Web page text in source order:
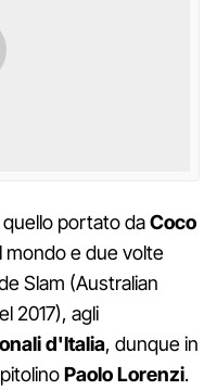
portato daCoco
mondo e due volte
Slam (Australian
2017), agli
d'Italia, dunque in
Paolo Lorenzi.